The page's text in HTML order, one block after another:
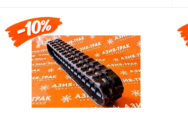
Купить в 1 клик Сравнение
В избранное В наличии